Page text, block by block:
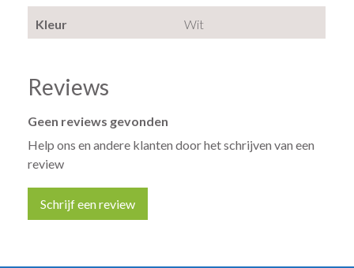
Kleur Wit
Reviews
Geen reviews gevonden
Help ons en andere klanten door het schrijven van een
review
Schrijf een review